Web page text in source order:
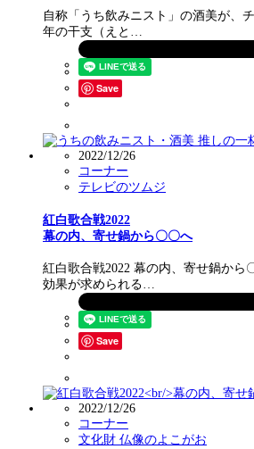
自称「うち飲みニスト」の酒美が、
年の干支（えと…
Save
2022/12/26
コーナー
テレビのツムジ
紅白歌合戦2022
幕の内、寄せ鍋から〇〇へ
紅白歌合戦2022 幕の内、寄せ鍋から
効果が求められる…
Save
2022/12/26
コーナー
文化財 仏像のよこがお